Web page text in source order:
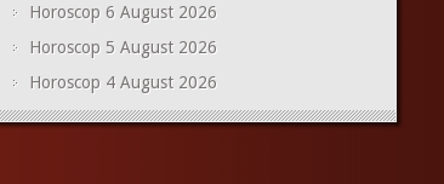
Horoscop 6 August 2026
Horoscop 5 August 2026
Horoscop 4 August 2026